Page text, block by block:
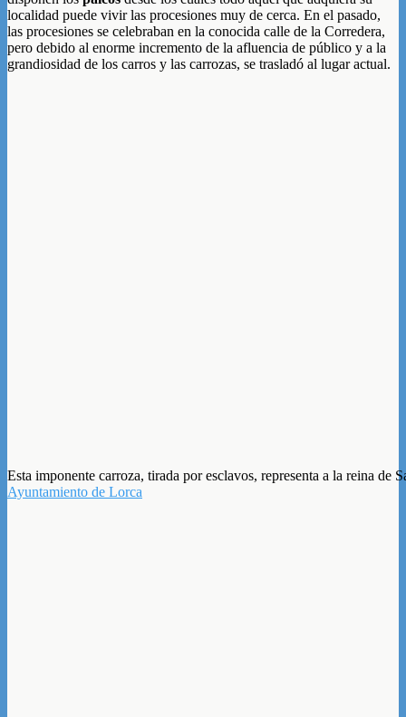
localidad puede vivir las procesiones muy de cerca. En el pasado,
las procesiones se celebraban en la conocida calle de la Corredera,
pero debido al enorme incremento de la afluencia de público y a la
grandiosidad de los carros y las carrozas, se trasladó al lugar actual.
Esta imponente carroza, tirada por esclavos, representa a la reina de
Ayuntamiento de Lorca